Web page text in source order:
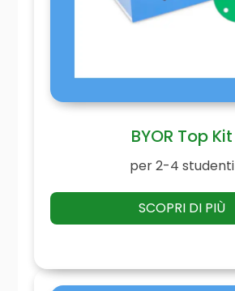
BYOR Top Kit
per 2-4 studenti
SCOPRI DI PIÙ